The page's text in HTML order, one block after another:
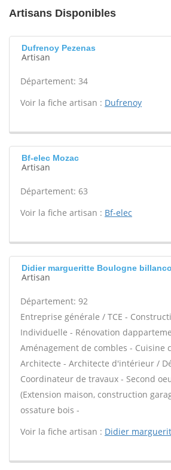
Artisans Disponibles
Dufrenoy Pezenas
Artisan
Département: 34
Voir la fiche artisan : Dufrenoy
Bf-elec Mozac
Artisan
Département: 63
Voir la fiche artisan : Bf-elec
Didier margueritte Boulogne
Artisan
Département: 92
Entreprise générale / TCE -
Individuelle - Rénovation
Aménagement de combles - Cuisine
Architecte - Architecte d'intérieur /
Coordinateur de travaux - Second
(Extension maison, construction
ossature bois -
Voir la fiche artisan : Didier